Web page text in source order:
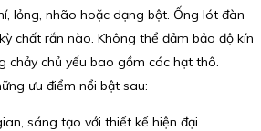
lỏng, nhão hoặc dạng bột. Ống lót đàn
chất rắn nào. Không thể đảm bảo độ kín
chảy chủ yếu bao gồm các hạt thô.
ưu điểm nổi bật sau:
sáng tạo với thiết kế hiện đại